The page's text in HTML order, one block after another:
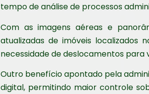
tempo de análise de processos
Com as imagens aéreas e
atualizadas de imóveis localizados
necessidade de deslocamentos para
Outro benefício apontado pela
digital, permitindo maior controle